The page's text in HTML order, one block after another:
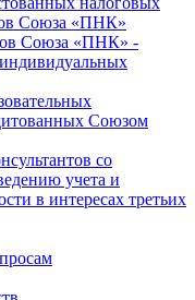
Союза «ПНК»
Союза «ПНК» -
Союзом
со
учета и
в интересах третьих